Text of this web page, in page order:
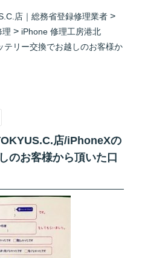
店｜総務省登録修理業者 >
理 > iPhone 修理工房港北
テリー交換でお越しのお客様か
店/iPhoneXの
のお客様から頂いた口